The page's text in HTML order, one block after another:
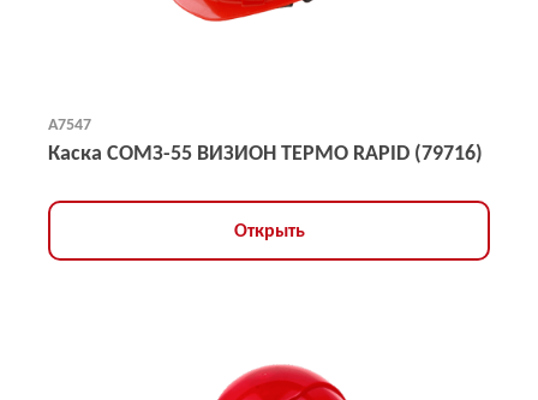
А7547
Каска СОМЗ-55 ВИЗИОН ТЕРМО RAPID (79716)
Открыть